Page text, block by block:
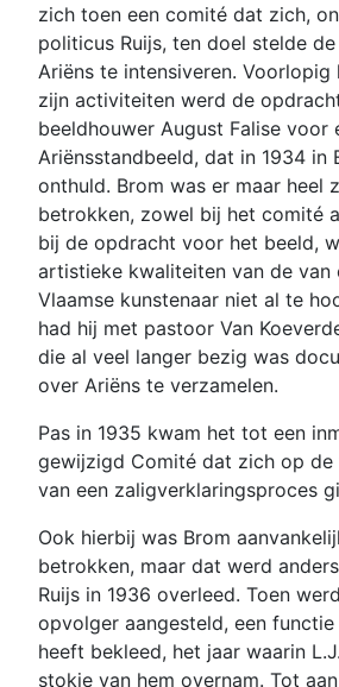
zich toen een comité dat zich,
politicus Ruijs, ten doel stelde
Ariëns te intensiveren.
zijn activiteiten werd de
beeldhouwer August Falise voor
Ariënsstandbeeld, dat in 1934 in
onthuld. Brom was er maar heel
betrokken, zowel bij het comité
bij de opdracht voor het beeld,
artistieke kwaliteiten van de van
Vlaamse kunstenaar niet al te
had hij met pastoor Van
die al veel langer bezig was
over Ariëns te verzamelen.
Pas in 1935 kwam het tot een
gewijzigd Comité dat zich op de
van een zaligverklaringsproces
Ook hierbij was Brom
betrokken, maar dat werd
Ruijs in 1936 overleed. Toen
opvolger aangesteld, een
heeft bekleed, het jaar waarin
stokje van hem overnam. Tot